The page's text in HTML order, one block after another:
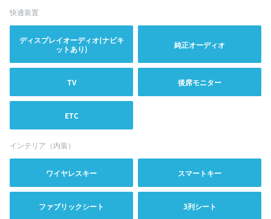
快適装置
ディスプレイオーディオ(ナビキ
ットあり)
純正オーディオ
TV 後席モニター
ETC
インテリア（内装）
ワイヤレスキー スマートキー
ファブリックシート 3列シート